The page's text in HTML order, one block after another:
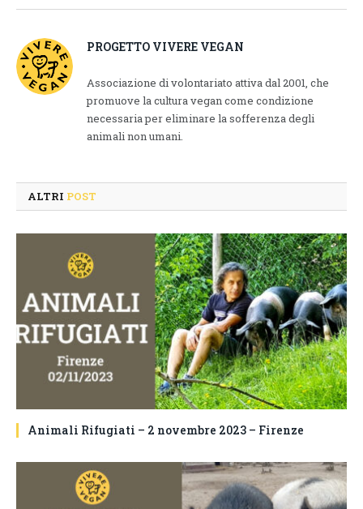
PROGETTO VIVERE VEGAN
Associazione di volontariato attiva dal 2001, che
promuove la cultura vegan come condizione
necessaria per eliminare la sofferenza degli
animali non umani.
ALTRI POST
Animali Rifugiati – 2 novembre 2023 – Firenze